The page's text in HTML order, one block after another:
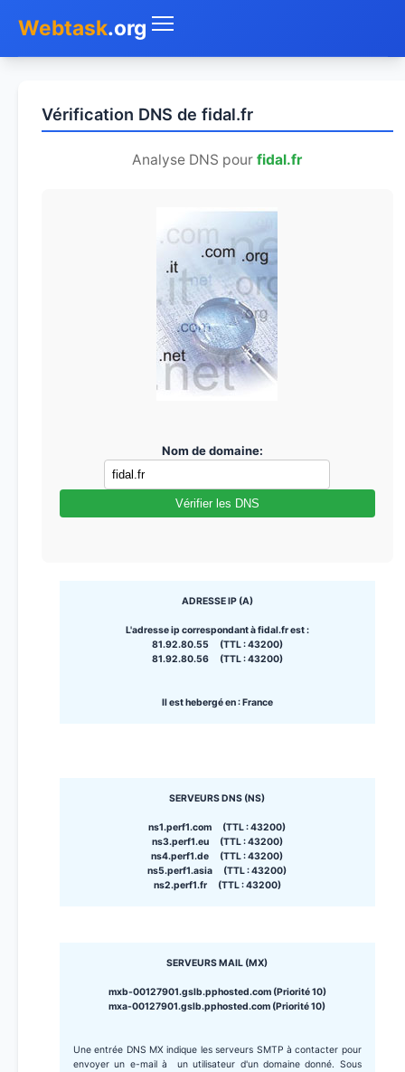
Webtask.org
Whois
Vérification DNS de fidal.fr
Analyse DNS pourfidal.fr
Nom de domaine:
Vérifier les DNS
ADRESSE IP (A)
L'adresse ip correspondant à fidal.fr est :
81.92.80.55 (TTL : 43200)
81.92.80.56 (TTL : 43200)
Il est hebergé en : France
SERVEURS DNS (NS)
ns1.perf1.com (TTL : 43200)
ns3.perf1.eu (TTL : 43200)
ns4.perf1.de (TTL : 43200)
ns5.perf1.asia (TTL : 43200)
ns2.perf1.fr (TTL : 43200)
SERVEURS MAIL (MX)
mxb-00127901.gslb.pphosted.com (Priorité 10)
mxa-00127901.gslb.pphosted.com (Priorité 10)
Une entrée DNS MX indique les serveurs SMTP à contacter pour
envoyer un e-mail à un utilisateur d'un domaine donné. Sous